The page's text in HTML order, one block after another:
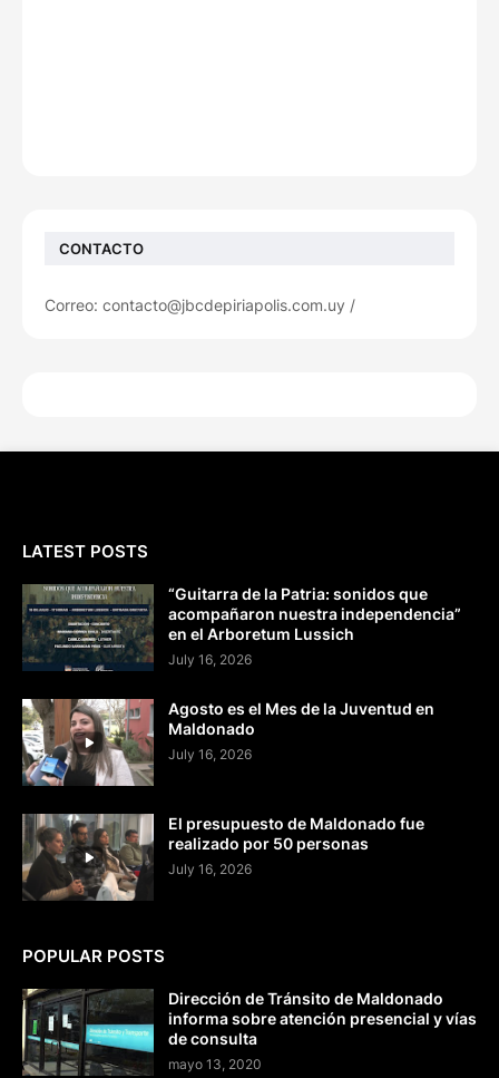
CONTACTO
Correo: contacto@jbcdepiriapolis.com.uy /
LATEST POSTS
“Guitarra de la Patria: sonidos que
acompañaron nuestra independencia”
en el Arboretum Lussich
July 16, 2026
Agosto es el Mes de la Juventud en
Maldonado
July 16, 2026
El presupuesto de Maldonado fue
realizado por 50 personas
July 16, 2026
POPULAR POSTS
Dirección de Tránsito de Maldonado
informa sobre atención presencial y vías
de consulta
mayo 13, 2020